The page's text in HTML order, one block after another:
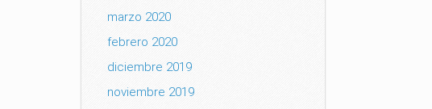
marzo 2020
febrero 2020
diciembre 2019
noviembre 2019